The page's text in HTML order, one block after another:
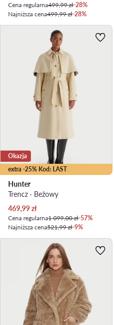
Cena regularna499,99 zł-28%
Najniższa cena499,99 zł-28%
extra -25% Kod: LAST
Okazja
Hunter
Trencz · Beżowy
Aktualna cena
469,99zł
Cena regularna1 099,00 zł-57%
Najniższa cena521,99 zł-9%